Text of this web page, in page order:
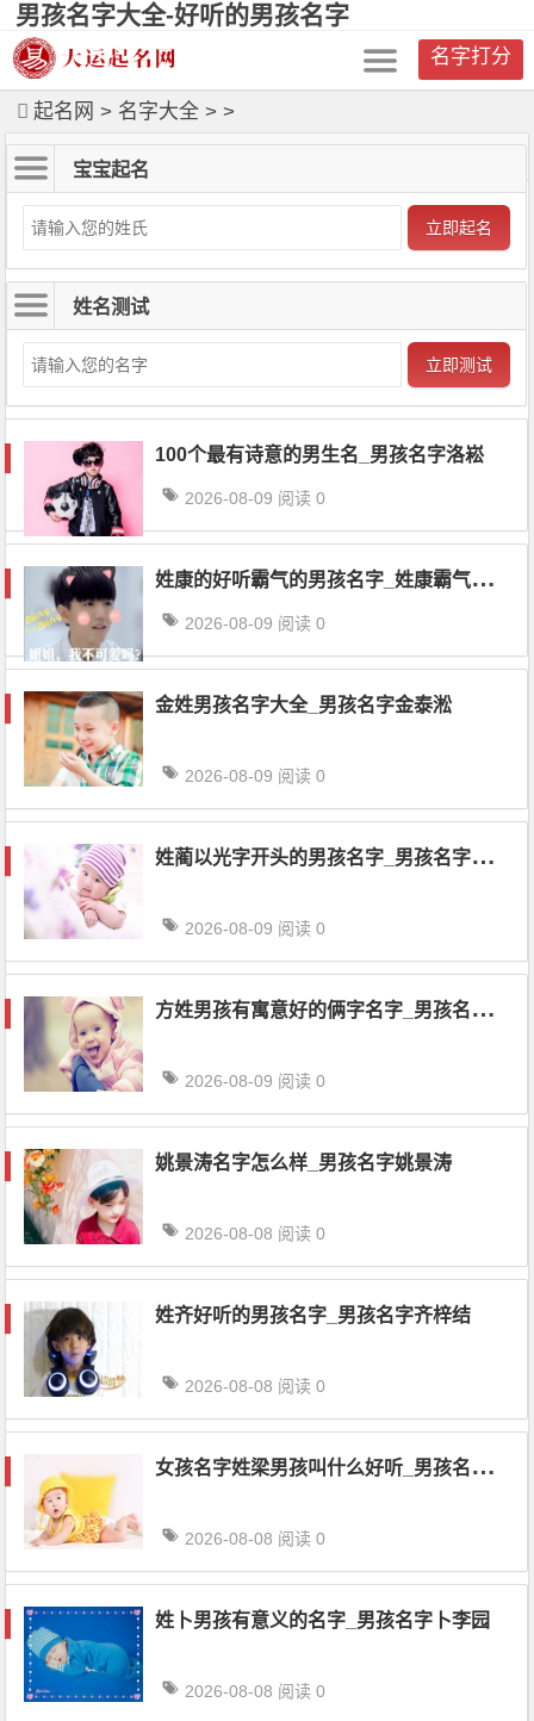
男孩名字大全-好听的男孩名字
名字打分
起名网 > 名字大全 >>
宝宝起名
立即起名
姓名测试
立即测试
100个最有诗意的男生名_男孩名字洛崧
2026-08-09 阅读 0
姓
康的好听霸气的男孩名字_姓康霸气的男孩名字_男孩名字康泰逢
2026-08-09 阅读 0
金姓男孩名字大全_男孩名字金泰淞
2026-08-09 阅读 0
姓
蔺以光字开头的男孩名字_男孩名字蔺汶乐
2026-08-09 阅读 0
方
姓男孩有寓意好的俩字名字_男孩名字方永沧
2026-08-09 阅读 0
姚景涛名字怎么样_男孩名字姚景涛
2026-08-08 阅读 0
姓齐好听的男孩名字_男孩名字齐梓结
2026-08-08 阅读 0
女
孩名字姓梁男孩叫什么好听_男孩名字梁杭一
2026-08-08 阅读 0
姓卜男孩有意义的名字_男孩名字卜李园
2026-08-08 阅读 0